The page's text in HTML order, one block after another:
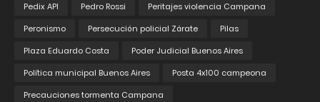
Pedix API
Pedro Rossi
Peritajes violencia Campana
Peronismo
Persecución policial Zárate
Pilas
Plaza Eduardo Costa
Poder Judicial Buenos Aires
Política municipal Buenos Aires
Posta 4x100 campeona
Precauciones tormenta Campana